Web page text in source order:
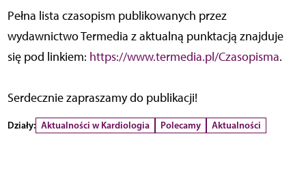
Pełna lista czasopism publikowanych przez
wydawnictwo Termedia z aktualną punktacją znajduje
się pod linkiem: https://www.termedia.pl/Czasopisma.
Serdecznie zapraszamy do publikacji!
Działy: Aktualności w Kardiologia Polecamy Aktualności